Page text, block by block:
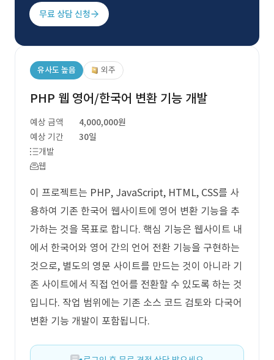
무료 상담 신청
유사도 높음 외주
PHP 웹 영어/한국어 변환 기능 개발
예상 금액
4,000,000원
예상 기간
30일
개발
웹
이 프로젝트는 PHP, JavaScript, HTML, CSS를 사
용하여 기존 한국어 웹사이트에 영어 변환 기능을 추
가하는 것을 목표로 합니다. 핵심 기능은 웹사이트 내
에서 한국어와 영어 간의 언어 전환 기능을 구현하는
것으로, 별도의 영문 사이트를 만드는 것이 아니라 기
존 사이트에서 직접 언어를 전환할 수 있도록 하는 것
입니다. 작업 범위에는 기존 소스 코드 검토와 다국어
변환 기능 개발이 포함됩니다.